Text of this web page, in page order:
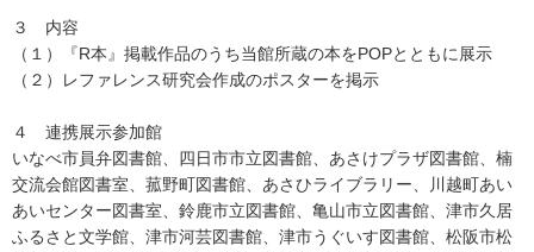
３ 内容
（１）『R本』掲載作品のうち当館所蔵の本をPOPとともに展示
（２）レファレンス研究会作成のポスターを掲示
４ 連携展示参加館
いなべ市員弁図書館、四日市市立図書館、あさけプラザ図書館、楠
交流会館図書室、菰野町図書館、あさひライブラリー、川越町あい
あいセンター図書室、鈴鹿市立図書館、亀山市立図書館、津市久居
ふるさと文学館、津市河芸図書館、津市うぐいす図書館、松阪市松